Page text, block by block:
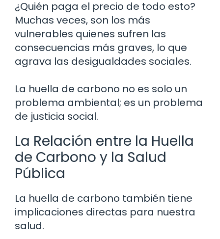
¿Quién paga el precio de todo esto?
Muchas veces, son los más
vulnerables quienes sufren las
consecuencias más graves, lo que
agrava las desigualdades sociales.
La huella de carbono no es solo un
problema ambiental; es un problema
de justicia social.
La Relación entre la Huella
de Carbono y la Salud
Pública
La huella de carbono también tiene
implicaciones directas para nuestra
salud.